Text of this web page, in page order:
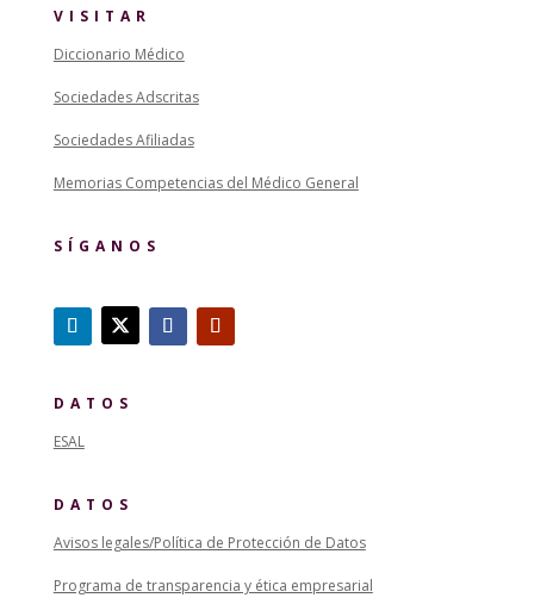
VISITAR
Diccionario Médico
Sociedades Adscritas
Sociedades Afiliadas
Memorias Competencias del Médico General
SÍGANOS
DATOS
ESAL
DATOS
Avisos legales/Política de Protección de Datos
Programa de transparencia y ética empresarial